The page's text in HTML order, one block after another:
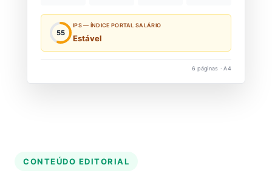
55
IPS — ÍNDICE PORTAL SALÁRIO
Estável
6 páginas · A4
CONTEÚDO EDITORIAL